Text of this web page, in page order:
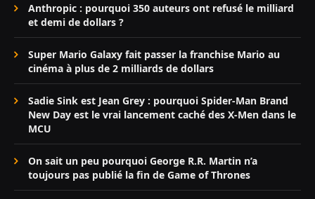
Anthropic : pourquoi 350 auteurs ont refusé le milliard
et demi de dollars ?
Super Mario Galaxy fait passer la franchise Mario au
cinéma à plus de 2 milliards de dollars
Sadie Sink est Jean Grey : pourquoi Spider-Man Brand
New Day est le vrai lancement caché des X-Men dans le
MCU
On sait un peu pourquoi George R.R. Martin n’a
toujours pas publié la fin de Game of Thrones